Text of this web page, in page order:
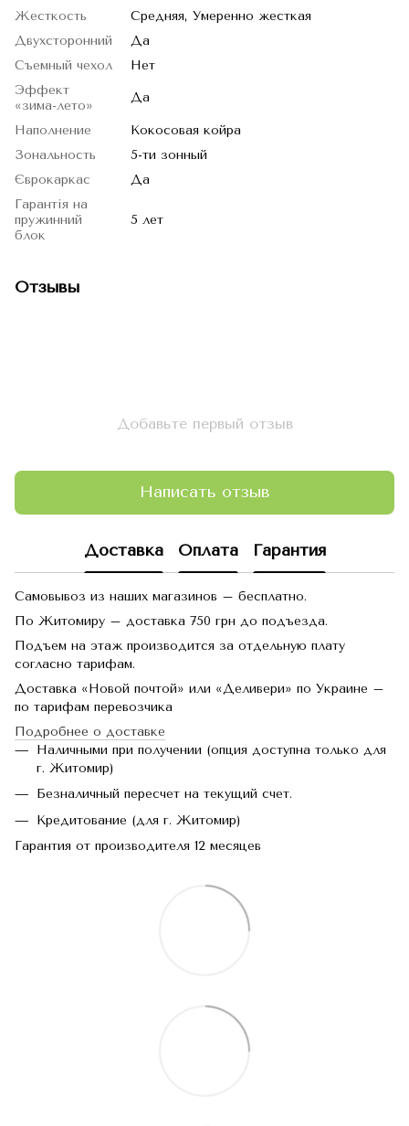
Жесткость
Средняя, Умеренно жесткая
Двухсторонний
Да
Съемный чехол
Нет
Эффект
«зима-лето»
Да
Наполнение
Кокосовая койра
Зональность
5-ти зонный
Єврокаркас
Да
Гарантія на
пружинний
блок
5 лет
Отзывы
Добавьте первый отзыв
Написать отзыв
Доставка Оплата Гарантия
Самовывоз из наших магазинов – бесплатно.
По Житомиру – доставка 750 грн до подъезда.
Подъем на этаж производится за отдельную плату
согласно тарифам.
Доставка «Новой почтой» или «Деливери» по Украине –
по тарифам перевозчика
Подробнее о доставке
Наличными при получении (опция доступна только для
г. Житомир)
Безналичный пересчет на текущий счет.
Кредитование (для г. Житомир)
Гарантия от производителя 12 месяцев